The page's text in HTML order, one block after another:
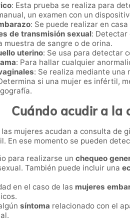
: Esta prueba se realiza para
un examen con un
: Se puede realizar en
de transmisión sexual: Detectar
muestra de sangre o de orina.
uterino: Se usa para detectar
: Para hallar cualquier
: Se realiza mediante una
si una mujer es infértil,
Cuándo acudir a la
mujeres acudan a consulta de
En ese momento se pueden
para realizarse un chequeo
También puede incluir una
en el caso de las mujeres
síntoma relacionado con el